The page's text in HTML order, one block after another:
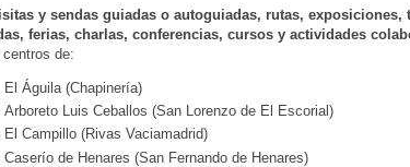
y sendas guiadas o autoguiadas, rutas, exposiciones,
ferias, charlas, conferencias, cursos y actividades
de:
El Águila (Chapinería)
Arboreto Luis Ceballos (San Lorenzo de El Escorial)
El Campillo (Rivas Vaciamadrid)
Caserío de Henares (San Fernando de Henares)